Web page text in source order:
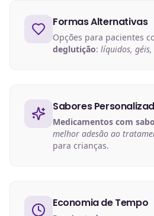
Formas Alternativas
Opções para pacientes
deglutição: líquidos, géis,
Sabores
Medicamentos com
melhor adesão ao
para crianças.
Economia de Tempo